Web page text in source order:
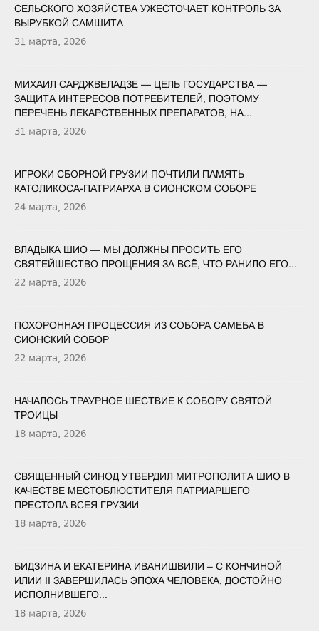
СЕЛЬСКОГО ХОЗЯЙСТВА УЖЕСТОЧАЕТ КОНТРОЛЬ ЗА
ВЫРУБКОЙ САМШИТА
31 марта, 2026
МИХАИЛ САРДЖВЕЛАДЗЕ — ЦЕЛЬ ГОСУДАРСТВА —
ЗАЩИТА ИНТЕРЕСОВ ПОТРЕБИТЕЛЕЙ, ПОЭТОМУ
ПЕРЕЧЕНЬ ЛЕКАРСТВЕННЫХ ПРЕПАРАТОВ, НА...
31 марта, 2026
ИГРОКИ СБОРНОЙ ГРУЗИИ ПОЧТИЛИ ПАМЯТЬ
КАТОЛИКОСА-ПАТРИАРХА В СИОНСКОМ СОБОРЕ
24 марта, 2026
ВЛАДЫКА ШИО — МЫ ДОЛЖНЫ ПРОСИТЬ ЕГО
СВЯТЕЙШЕСТВО ПРОЩЕНИЯ ЗА ВСЁ, ЧТО РАНИЛО ЕГО...
22 марта, 2026
ПОХОРОННАЯ ПРОЦЕССИЯ ИЗ СОБОРА САМЕБА В
СИОНСКИЙ СОБОР
22 марта, 2026
НАЧАЛОСЬ ТРАУРНОЕ ШЕСТВИЕ К СОБОРУ СВЯТОЙ
ТРОИЦЫ
18 марта, 2026
СВЯЩЕННЫЙ СИНОД УТВЕРДИЛ МИТРОПОЛИТА ШИО В
КАЧЕСТВЕ МЕСТОБЛЮСТИТЕЛЯ ПАТРИАРШЕГО
ПРЕСТОЛА ВСЕЯ ГРУЗИИ
18 марта, 2026
БИДЗИНА И ЕКАТЕРИНА ИВАНИШВИЛИ – С КОНЧИНОЙ
ИЛИИ II ЗАВЕРШИЛАСЬ ЭПОХА ЧЕЛОВЕКА, ДОСТОЙНО
ИСПОЛНИВШЕГО...
18 марта, 2026